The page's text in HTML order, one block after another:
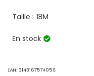
Taille : 18M
En stock
EAN: 3143167574056